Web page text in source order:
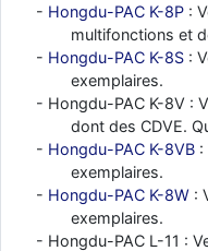
Hongdu-PAC K-8P :
multifonctions et
Hongdu-PAC K-8S :
exemplaires.
Hongdu-PAC K-8V :
dont des CDVE.
Hongdu-PAC K-8VB :
exemplaires.
Hongdu-PAC K-8W :
exemplaires.
Hongdu-PAC L-11 :